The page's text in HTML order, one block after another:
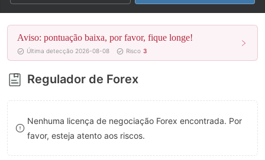
4
5
6
7
8
9
3
4
5
6
7
8
Aviso: pontuação baixa, por favor, fique longe!
Última detecção 2026-08-08 Risco 3
Regulador de Forex
Nenhuma licença de negociação Forex encontrada. Por
favor, esteja atento aos riscos.